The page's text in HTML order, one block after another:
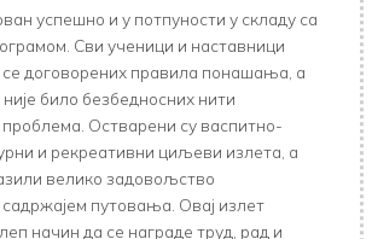
успешно и у потпуности у складу са
Сви ученици и наставници
договорених правила понашања, а
било безбедносних нити
Остварени су васпитно-
и рекреативни циљеви излета, а
велико задовољство
садржајем путовања. Овај излет
начин да се награде труд, рад и